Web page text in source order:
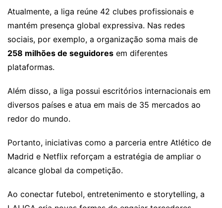
Atualmente, a liga reúne 42 clubes profissionais e
mantém presença global expressiva. Nas redes
sociais, por exemplo, a organização soma mais de
258 milhões de seguidores em diferentes
plataformas.
Além disso, a liga possui escritórios internacionais em
diversos países e atua em mais de 35 mercados ao
redor do mundo.
Portanto, iniciativas como a parceria entre Atlético de
Madrid e Netflix reforçam a estratégia de ampliar o
alcance global da competição.
Ao conectar futebol, entretenimento e storytelling, a